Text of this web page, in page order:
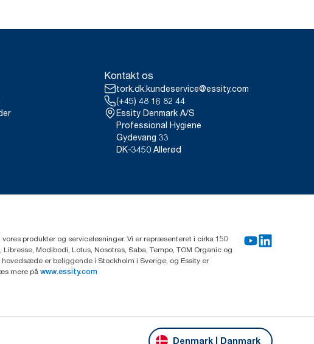
Kontakt os
tork.dk.kundeservice@essity.com
(+45) 48 16 82 44
Essity Denmark A/S
Professional Hygiene
Gydevang 33
DK-3450 Allerød
produkter og serviceløsninger. Vi er repræsenteret i cirka 150
Modibodi, Lotus, Nosotras, Saba, Tempo, TOM Organic og
er beliggende i Stockholm i Sverige, og Essity er
mere på www.essity.com
Denmark | Danmark